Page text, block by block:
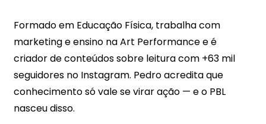
Formado em Educação Física, trabalha com
marketing e ensino na Art Performance e é
criador de conteúdos sobre leitura com +63 mil
seguidores no Instagram. Pedro acredita que
conhecimento só vale se virar ação — e o PBL
nasceu disso.